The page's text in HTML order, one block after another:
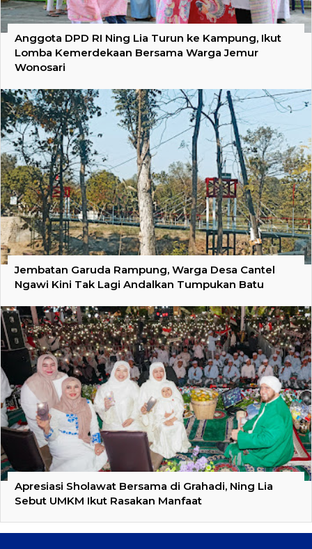
Anggota DPD RI Ning Lia Turun ke Kampung, Ikut
Lomba Kemerdekaan Bersama Warga Jemur
Wonosari
Jembatan Garuda Rampung, Warga Desa Cantel
Ngawi Kini Tak Lagi Andalkan Tumpukan Batu
Apresiasi Sholawat Bersama di Grahadi, Ning Lia
Sebut UMKM Ikut Rasakan Manfaat